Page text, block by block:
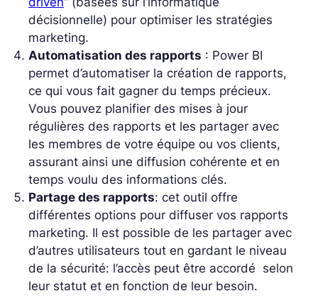
décisionnelle) pour optimiser les stratégies
marketing.
Automatisation des rapports : Power BI
permet d’automatiser la création de rapports,
ce qui vous fait gagner du temps précieux.
Vous pouvez planifier des mises à jour
régulières des rapports et les partager avec
les membres de votre équipe ou vos clients,
assurant ainsi une diffusion cohérente et en
temps voulu des informations clés.
Partage des rapports: cet outil offre
différentes options pour diffuser vos rapports
marketing. Il est possible de les partager avec
d’autres utilisateurs tout en gardant le niveau
de la sécurité: l’accès peut être accordé selon
leur statut et en fonction de leur besoin.